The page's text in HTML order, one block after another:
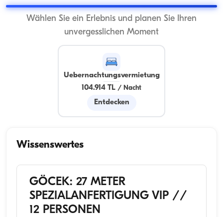
Wählen Sie ein Erlebnis und planen Sie Ihren
unvergesslichen Moment
Uebernachtungsvermietung
104.914 TL / Nacht
Entdecken
Wissenswertes
GÖCEK: 27 METER
SPEZIALANFERTIGUNG VIP //
12 PERSONEN